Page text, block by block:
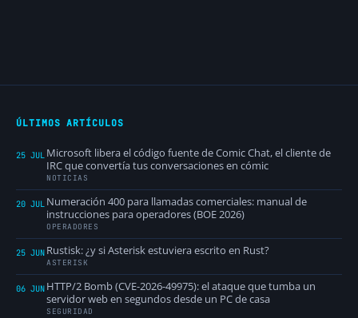
ÚLTIMOS ARTÍCULOS
25 JUL Microsoft libera el código fuente de Comic Chat, el cliente de
IRC que convertía tus conversaciones en cómic
NOTICIAS
20 JUL Numeración 400 para llamadas comerciales: manual de
instrucciones para operadores (BOE 2026)
OPERADORES
25 JUN Rustisk: ¿y si Asterisk estuviera escrito en Rust?
ASTERISK
06 JUN HTTP/2 Bomb (CVE-2026-49975): el ataque que tumba un
servidor web en segundos desde un PC de casa
SEGURIDAD